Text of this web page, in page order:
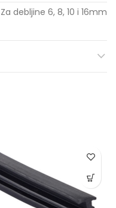
Za debljine 6, 8, 10 i 16mm